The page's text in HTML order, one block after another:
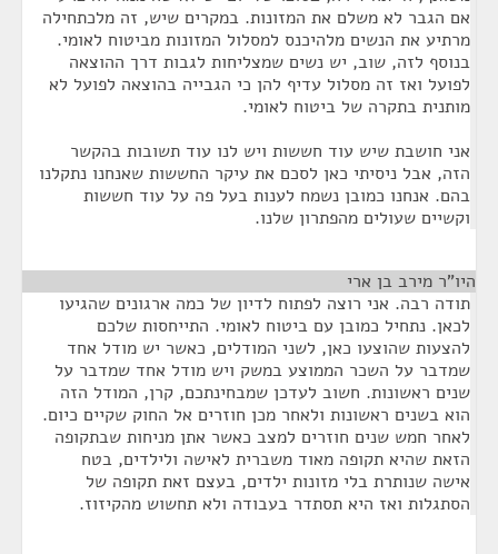
אם הגבר לא משלם את המזונות. במקרים שיש, זה מלכתחילה
מרתיע את הנשים מלהיכנס למסלול המזונות מביטוח לאומי.
בנוסף לזה, שוב, יש נשים שמצליחות לגבות דרך ההוצאה
לפועל ואז זה מסלול עדיף להן כי הגבייה בהוצאה לפועל לא
מותנית בתקרה של ביטוח לאומי.
אני חושבת שיש עוד חששות ויש לנו עוד תשובות בהקשר
הזה, אבל ניסיתי כאן לסכם את עיקר החששות שאנחנו נתקלנו
בהם. אנחנו כמובן נשמח לענות בעל פה על עוד חששות
וקשיים שעולים מהפתרון שלנו.
היו"ר מירב בן ארי
תודה רבה. אני רוצה לפתוח לדיון של כמה ארגונים שהגיעו
לכאן. נתחיל כמובן עם ביטוח לאומי. התייחסות שלכם
להצעות שהוצעו כאן, לשני המודלים, כאשר יש מודל אחד
שמדבר על השכר הממוצע במשק ויש מודל אחד שמדבר על
שנים ראשונות. חשוב לעדכן שמבחינתכם, קרן, המודל הזה
הוא בשנים ראשונות ולאחר מכן חוזרים אל החוק שקיים כיום.
לאחר חמש שנים חוזרים למצב כאשר אתן מניחות שבתקופה
הזאת שהיא תקופה מאוד משברית לאישה ולילדים, בטח
אישה שנותרת בלי מזונות ילדים, בעצם זאת תקופה של
הסתגלות ואז היא תסתדר בעבודה ולא תחשוש מהקיזוז.